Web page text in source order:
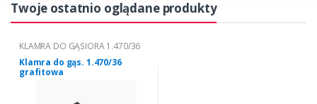
Twoje ostatnio oglądane produkty
KLAMRA DO GĄSIORA 1.470/36
Klamra do gąs. 1.470/36
grafitowa